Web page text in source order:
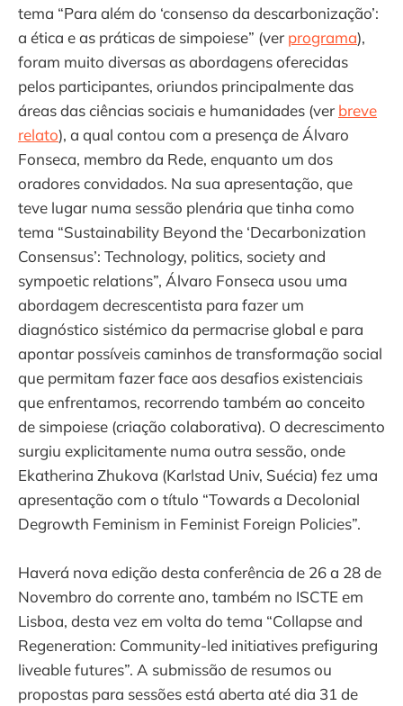
tema “Para além do ‘consenso da descarbonização’:
a ética e as práticas de simpoiese” (ver programa),
foram muito diversas as abordagens oferecidas
pelos participantes, oriundos principalmente das
áreas das ciências sociais e humanidades (ver breve
relato), a qual contou com a presença de Álvaro
Fonseca, membro da Rede, enquanto um dos
oradores convidados. Na sua apresentação, que
teve lugar numa sessão plenária que tinha como
tema “Sustainability Beyond the ‘Decarbonization
Consensus’: Technology, politics, society and
sympoetic relations”, Álvaro Fonseca usou uma
abordagem decrescentista para fazer um
diagnóstico sistémico da permacrise global e para
apontar possíveis caminhos de transformação social
que permitam fazer face aos desafios existenciais
que enfrentamos, recorrendo também ao conceito
de simpoiese (criação colaborativa). O decrescimento
surgiu explicitamente numa outra sessão, onde
Ekatherina Zhukova (Karlstad Univ, Suécia) fez uma
apresentação com o título “Towards a Decolonial
Degrowth Feminism in Feminist Foreign Policies”.
Haverá nova edição desta conferência de 26 a 28 de
Novembro do corrente ano, também no ISCTE em
Lisboa, desta vez em volta do tema “Collapse and
Regeneration: Community-led initiatives prefiguring
liveable futures”. A submissão de resumos ou
propostas para sessões está aberta até dia 31 de